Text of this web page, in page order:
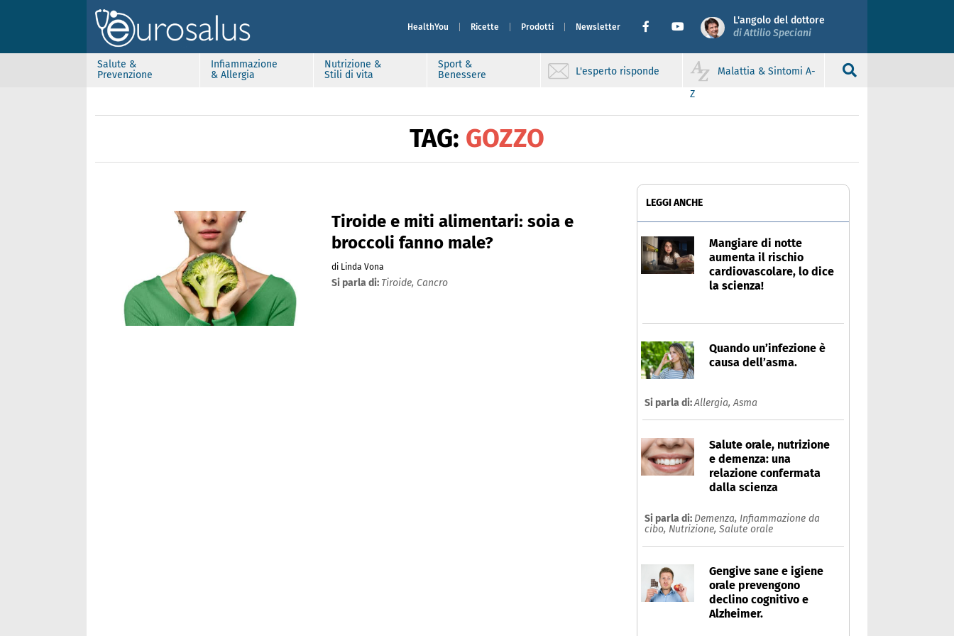
HealthYou Ricette Prodotti Newsletter
L'angolo del dottore
di Attilio Speciani
Salute &
Prevenzione
Infiammazione
& Allergia
Nutrizione &
Stili di vita
Sport &
Benessere
L'esperto risponde
Malattia & Sintomi A-
Z
TAG: GOZZO
Tiroide e miti alimentari: soia e
broccoli fanno male?
di Linda Vona
Si parla di: Tiroide, Cancro
LEGGI ANCHE
Mangiare di notte
aumenta il rischio
cardiovascolare, lo dice
la scienza!
Quando un’infezione è
causa dell’asma.
Si parla di:Allergia,Asma
Salute orale, nutrizione
e demenza: una
relazione confermata
dalla scienza
Si parla di: Demenza, Infiammazione da
cibo, Nutrizione, Salute orale
Gengive sane e igiene
orale prevengono
declino cognitivo e
Alzheimer.